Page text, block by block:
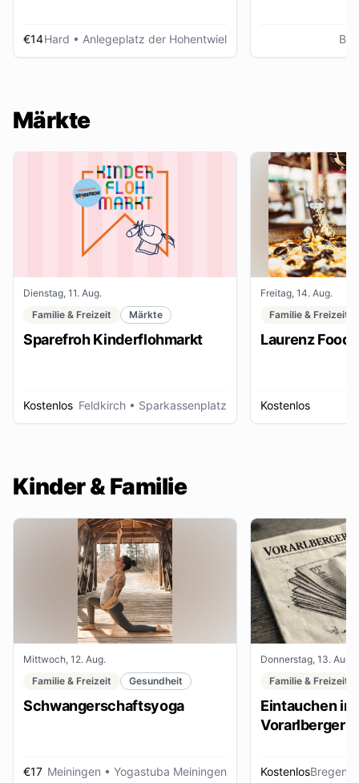
€14Hard • Anlegeplatz der Hohentwiel
Märkte
Dienstag, 11. Aug.
Familie & Freizeit
Märkte
Sparefroh Kinderflohmarkt
Kostenlos Feldkirch • Sparkassenplatz
Freitag, 14. Aug.
Familie & Freizeit
Laurenz Food
Kostenlos
Kinder & Familie
Mittwoch, 12. Aug.
Familie & Freizeit
Gesundheit
Schwangerschaftsyoga
€17 Meiningen • Yogastuba Meiningen
Donnerstag, 13. Aug.
Familie & Freizeit
Eintauchen in
Vorarlberger
KostenlosBregenz